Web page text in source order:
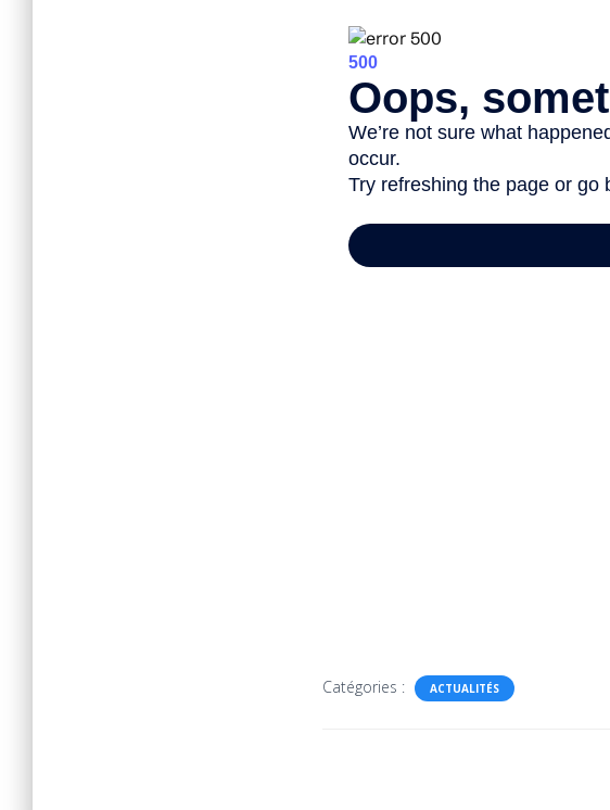
Catégories : ACTUALITÉS